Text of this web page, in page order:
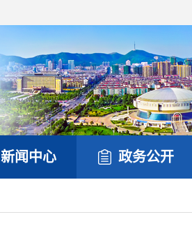
新闻中心 政务公开